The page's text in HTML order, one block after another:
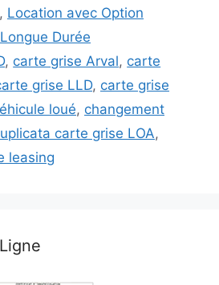
, Location avec Option
Durée
, carte grise Arval, carte
grise LLD, carte grise
loué, changement
carte grise LOA,
leasing